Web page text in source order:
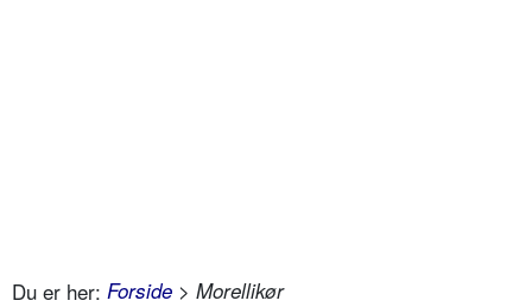
Du er her: Forside > Morellikør